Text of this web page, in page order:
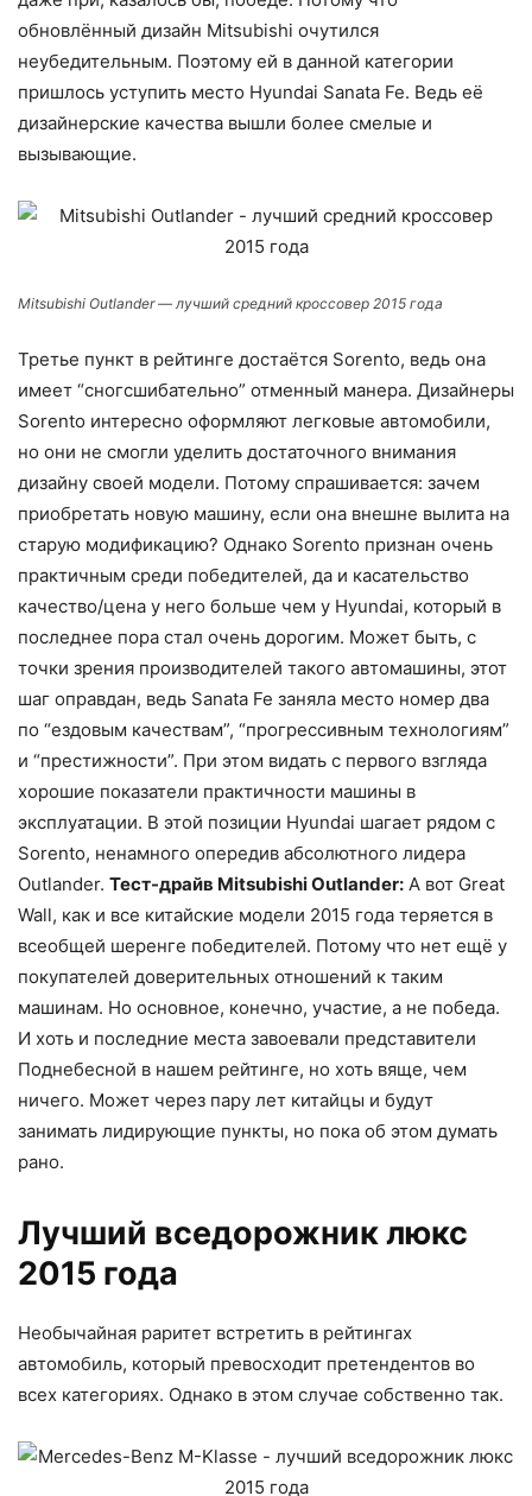
обновлённый дизайн Mitsubishi очутился
неубедительным. Поэтому ей в данной категории
пришлось уступить место Hyundai Sanata Fe. Ведь её
дизайнерские качества вышли более смелые и
вызывающие.
Mitsubishi Outlander — лучший средний кроссовер 2015 года
Третье пункт в рейтинге достаётся Sorento, ведь она
имеет “сногсшибательно” отменный манера. Дизайнеры
Sorento интересно оформляют легковые автомобили,
но они не смогли уделить достаточного внимания
дизайну своей модели. Потому спрашивается: зачем
приобретать новую машину, если она внешне вылита на
старую модификацию? Однако Sorento признан очень
практичным среди победителей, да и касательство
качество/цена у него больше чем у Hyundai, который в
последнее пора стал очень дорогим. Может быть, с
точки зрения производителей такого автомашины, этот
шаг оправдан, ведь Sanata Fe заняла место номер два
по “ездовым качествам”, “прогрессивным технологиям”
и “престижности”. При этом видать с первого взгляда
хорошие показатели практичности машины в
эксплуатации. В этой позиции Hyundai шагает рядом с
Sorento, ненамного опередив абсолютного лидера
Outlander. Тест-драйв Mitsubishi Outlander: А вот Great
Wall, как и все китайские модели 2015 года теряется в
всеобщей шеренге победителей. Потому что нет ещё у
покупателей доверительных отношений к таким
машинам. Но основное, конечно, участие, а не победа.
И хоть и последние места завоевали представители
Поднебесной в нашем рейтинге, но хоть вяще, чем
ничего. Может через пару лет китайцы и будут
занимать лидирующие пункты, но пока об этом думать
рано.
Лучший вседорожник люкс
2015 года
Необычайная раритет встретить в рейтингах
автомобиль, который превосходит претендентов во
всех категориях. Однако в этом случае собственно так.